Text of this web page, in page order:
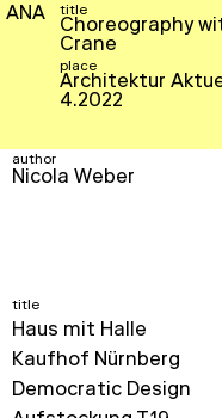
ANA title
Choreography
Crane
place
Architektur
4.2022
author
Nicola Weber
title
Haus mit Halle
Kaufhof Nürnberg
Democratic Design